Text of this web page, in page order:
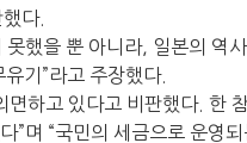
다.
했을 뿐 아니라, 일본의 역
기”라고 주장했다.
하고 있다고 비판했다. 한
”며 “국민의 세금으로 운영